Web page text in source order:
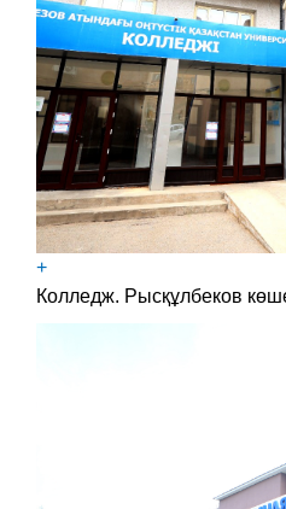
+
Колледж. Рысқұлбеков